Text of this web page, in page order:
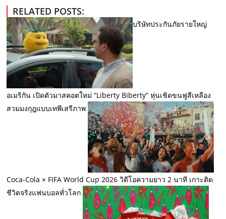
RELATED POSTS:
บริษัทประกันภัยรายใหญ่
อเมริกัน เปิดตัวมาสคอตใหม่ “Liberty Biberty” หุ่นเชิดขนฟูสีเหลือง
สวมมงกุฎแบบเทพีเสรีภาพ
Coca-Cola × FIFA World Cup 2026 วิดีโอความยาว 2 นาที เกาะติด
ชีวิตจริงแฟนบอลทั่วโลก